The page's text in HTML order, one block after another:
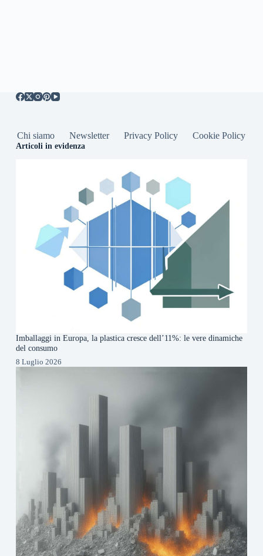
Chi siamo Newsletter Privacy Policy Cookie Policy
Articoli in evidenza
Imballaggi in Europa, la plastica cresce dell’11%: le vere dinamiche
del consumo
8 Luglio 2026